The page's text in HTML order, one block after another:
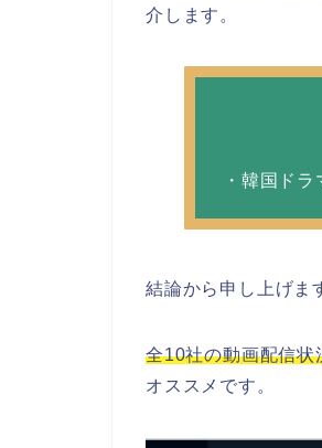
介します。
・韓国ド
結論から申し上げま
全10社の動画配信
オススメです。